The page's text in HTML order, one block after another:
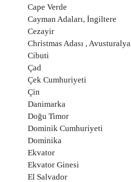
Cape Verde
Cayman Adaları, İngiltere
Cezayir
Christmas Adası , Avusturalya
Cibuti
Çad
Çek Cumhuriyeti
Çin
Danimarka
Doğu Timor
Dominik Cumhuriyeti
Dominika
Ekvator
Ekvator Ginesi
El Salvador